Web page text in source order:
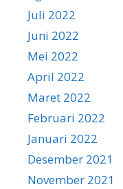
Juli 2022
Juni 2022
Mei 2022
April 2022
Maret 2022
Februari 2022
Januari 2022
Desember 2021
November 2021